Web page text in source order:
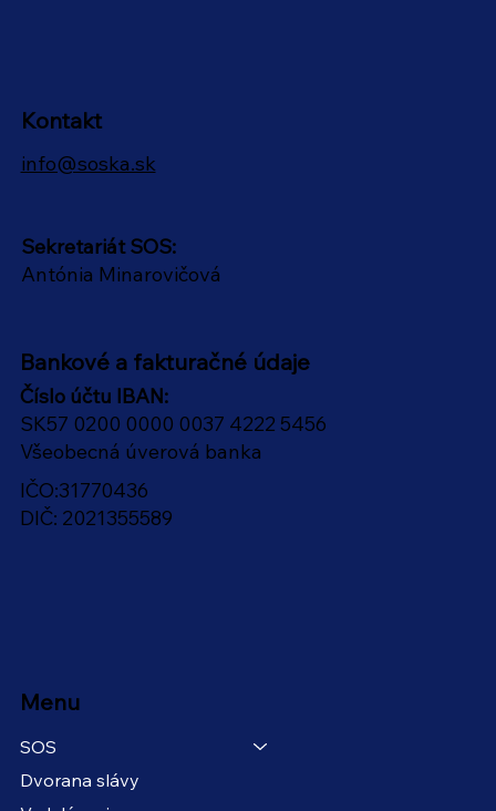
Bankové a fakturačné údaje
Číslo účtu IBAN:
SK57 0200 0000 0037 4222 5456
Všeobecná úverová banka
IČO:31770436
DIČ: 2021355589
Kontakt
info@soska.sk
Sekretariát SOS:
Antónia Minarovičová
Menu
SOS
Dvorana slávy